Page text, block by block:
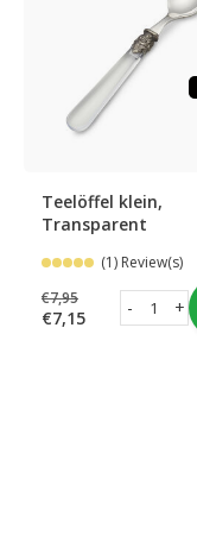
Teelöffel klein,
Transparent
(1) Review(s)
€7,95
€7,15 +
-